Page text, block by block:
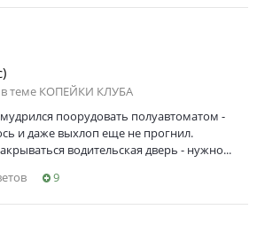
теме КОПЕЙКИ КЛУБА
поорудовать полуавтоматом -
и даже выхлоп еще не прогнил.
водительская дверь - нужно...
9